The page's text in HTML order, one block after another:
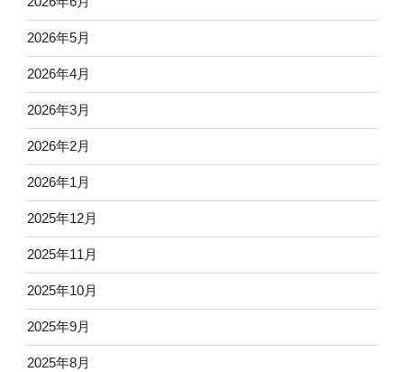
2026年5月
2026年4月
2026年3月
2026年2月
2026年1月
2025年12月
2025年11月
2025年10月
2025年9月
2025年8月